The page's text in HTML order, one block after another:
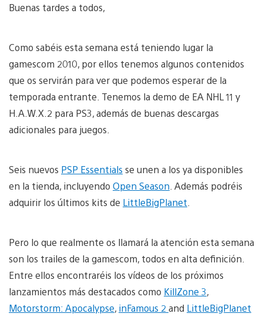
Buenas tardes a todos,
Como sabéis esta semana está teniendo lugar la
gamescom 2010, por ellos tenemos algunos contenidos
que os servirán para ver que podemos esperar de la
temporada entrante. Tenemos la demo de EA NHL 11 y
H.A.W.X.2 para PS3, además de buenas descargas
adicionales para juegos.
Seis nuevos PSP Essentials se unen a los ya disponibles
en la tienda, incluyendo Open Season . Además podréis
adquirir los últimos kits de LittleBigPlanet
Pero lo que realmente os llamará la atención esta semana
son los trailes de la gamescom, todos en alta definición.
Entre ellos encontraréis los vídeos de los próximos
lanzamientos más destacados como KillZone 3,
Motorstorm: Apocalypse, inFamous 2 and LittleBigPlanet